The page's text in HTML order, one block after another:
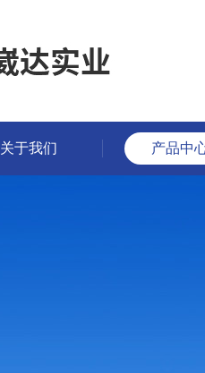
关于我们 产品中